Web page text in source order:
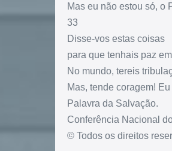
Mas eu não estou só, o
33
Disse-vos estas coisas
para que tenhais paz
No mundo, tereis
Mas, tende coragem!
Palavra da Salvação.
Conferência Nacional
© Todos os direitos